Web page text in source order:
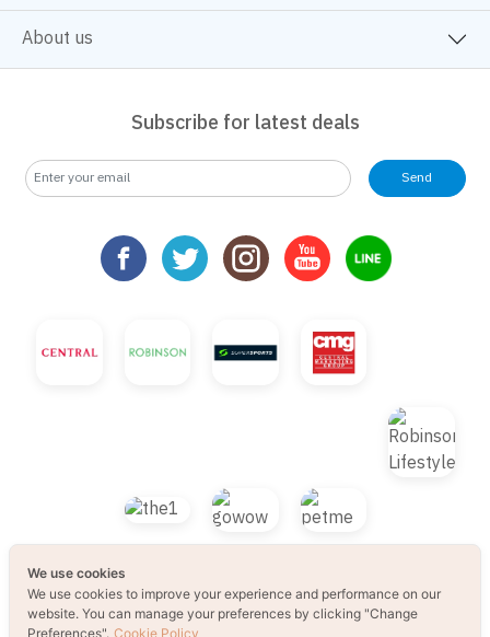
About us
Subscribe for latest deals
Send
© 2021 B2S CLUB, All rights reserved. Web
We use cookies
We use cookies to improve your experience and performance on our
website. You can manage your preferences by clicking "Change
Preferences". Cookie Policy